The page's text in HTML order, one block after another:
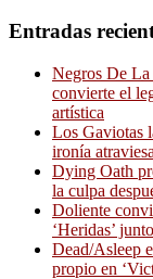
Entradas
Negros De La
convierte el
artística
Los Gaviotas
ironía
Dying Oath
la culpa
Doliente
‘Heridas’
Dead/Asleep
propio en